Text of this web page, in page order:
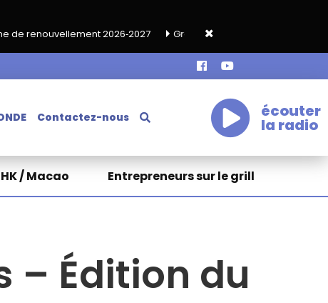
Grand café de rentrée HKA le vendredi 18 septembre
Contactez-nous écouter
la radio
/ Macao Entrepreneurs sur le grill
– Édition du